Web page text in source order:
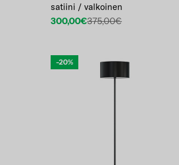
satiini / valkoinen
Etuhinta
300,00€
Normaalihinta
375,00€
-20%